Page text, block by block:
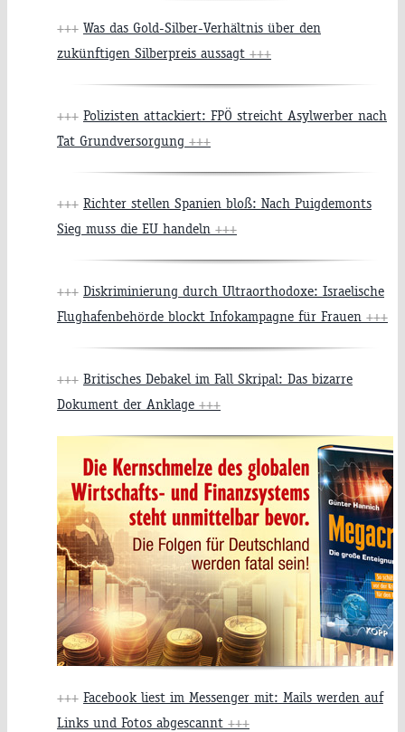
+++ Was das Gold-Silber-Verhältnis über den
zukünftigen Silberpreis aussagt +++
+++ Polizisten attackiert: FPÖ streicht Asylwerber nach
Tat Grundversorgung +++
+++ Richter stellen Spanien bloß: Nach Puigdemonts
Sieg muss die EU handeln +++
+++ Diskriminierung durch Ultraorthodoxe: Israelische
Flughafenbehörde blockt Infokampagne für Frauen +++
+++ Britisches Debakel im Fall Skripal: Das bizarre
Dokument der Anklage +++
+++ Facebook liest im Messenger mit: Mails werden auf
Links und Fotos abgescannt +++